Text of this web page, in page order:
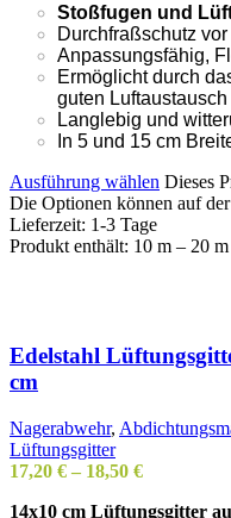
Stoßfugen und
Durchfraßschutz
Anpassungsfähig,
Ermöglicht durch
guten Luftaustausch
Langlebig und
In 5 und 15 cm
Ausführung wählen Dieses
Die Optionen können auf
Lieferzeit: 1-3 Tage
Produkt enthält: 10 m – 20 m
Edelstahl
cm
Nagerabwehr,
Lüftungsgitter
17,20 € – 18,50 €
14x10 cm Lüftungsgitter